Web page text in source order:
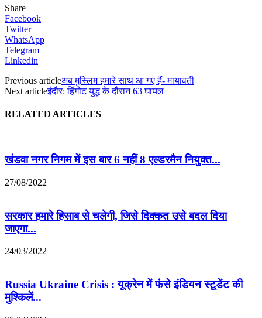
Share
Facebook
Twitter
WhatsApp
Telegram
Linkedin
Previous articleअब मुस्लिम हमारे साथ आ गए हैं- मायावती
Next articleइंदौर: हिंगोट युद्ध के दौरान 63 घायल
RELATED ARTICLES
खंडवा नगर निगम में इस बार 6 नहीं 8 एल्डरमैन नियुक्त...
27/08/2022
सरकार हमारे हिसाब से चलेगी, जिसे दिक्कत उसे बदल दिया
जाएगा...
24/03/2022
Russia Ukraine Crisis : यूक्रेन में फंसे इंडियन स्टूडेंट की
मुश्किलें...